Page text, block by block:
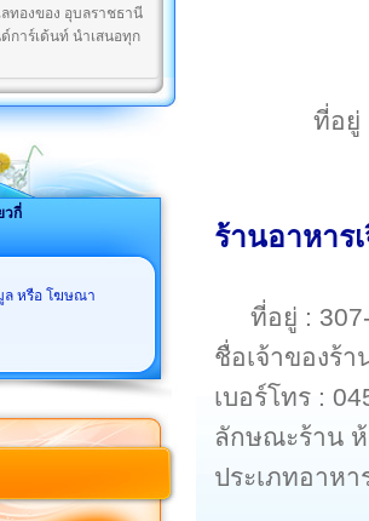
ทองของ อุบลราชธานี
การ์เด้นท์ นำเสนอทุก
วกี่
หรือ โฆษณา
ที่อยู่
ร้านอาหาร
ที่อยู่ :
ชื่อเจ้าของร้
เบอร์โทร :
ลักษณะร้าน ห้
ประเภทอาห